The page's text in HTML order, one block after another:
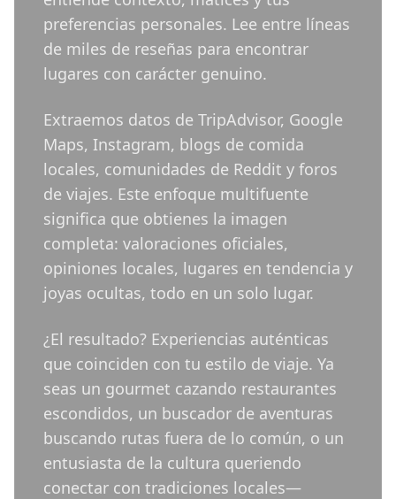
preferencias personales. Lee entre líneas
de miles de reseñas para encontrar
lugares con carácter genuino.
Extraemos datos de TripAdvisor, Google
Maps, Instagram, blogs de comida
locales, comunidades de Reddit y foros
de viajes. Este enfoque multifuente
significa que obtienes la imagen
completa: valoraciones oficiales,
opiniones locales, lugares en tendencia y
joyas ocultas, todo en un solo lugar.
¿El resultado? Experiencias auténticas
que coinciden con tu estilo de viaje. Ya
seas un gourmet cazando restaurantes
escondidos, un buscador de aventuras
buscando rutas fuera de lo común, o un
entusiasta de la cultura queriendo
conectar con tradiciones locales—